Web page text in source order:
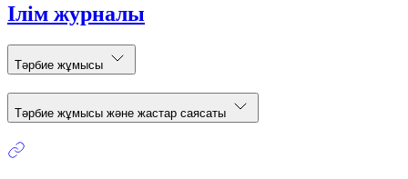
Ілім журналы
Тәрбие жұмысы
Тәрбие жұмысы және жастар саясаты